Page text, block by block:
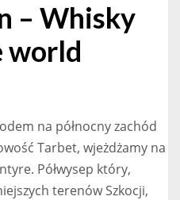
– Whisky
world
na północny zachód
Tarbet, wjeżdżamy na
Półwysep który,
terenów Szkocji,